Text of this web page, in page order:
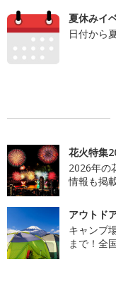
夏休みイ
日付から
花火特集
2026年の
情報も掲
アウトド
キャンプ
まで！全